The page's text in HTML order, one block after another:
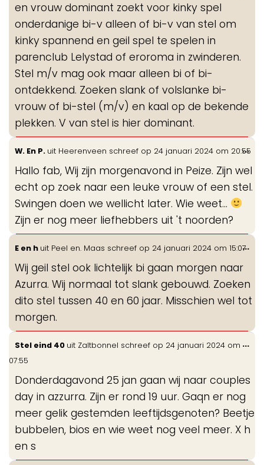
en vrouw dominant zoekt voor kinky spel
onderdanige bi-v alleen of bi-v van stel om
kinky spannend en geil spel te spelen in
parenclub Lelystad of eroroma in zwinderen.
Stel m/v mag ook maar alleen bi of bi-
ontdekkend. Zoeken slank of volslanke bi-
vrouw of bi-stel (m/v) en kaal op de bekende
plekken. V van stel is hier dominant.
W. En P. uit Heerenveen schreef op 24 januari 2024 om 20:55
Hallo fab, Wij zijn morgenavond in Peize. Zijn wel
echt op zoek naar een leuke vrouw of een stel.
Swingen doen we wellicht later. Wie weet...
Zijn er nog meer liefhebbers uit 't noorden?
...
E en h uit Peel en. Maas schreef op 24 januari 2024 om 15:07
Wij geil stel ook lichtelijk bi gaan morgen naar
Azurra. Wij normaal tot slank gebouwd. Zoeken
dito stel tussen 40 en 60 jaar. Misschien wel tot
morgen.
...
Stel eind 40 uit Zaltbonnel schreef op 24 januari 2024 om
07:55
Donderdagavond 25 jan gaan wij naar couples
day in azzurra. Zijn er rond 19 uur. Gaqn er nog
meer gelik gestemden leeftijdsgenoten? Beetje
bubbelen, bios en wie weet nog veel meer. X h
en s
...